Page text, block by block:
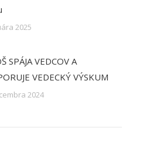
2025
SPÁJA VEDCOV A
VEDECKÝ VÝSKUM
2024